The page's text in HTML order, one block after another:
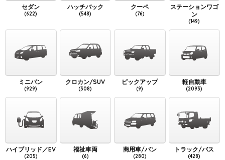
セダン
(622)
ハッチバック
(548)
クーペ
(76)
ステーションワゴ
ン
(149)
ミニバン
(929)
クロカン/SUV
(308)
ピックアップ
(9)
軽自動車
(2093)
ハイブリッド／EV
(205)
福祉車両
(6)
商用車/バン
(280)
トラック/バス
(428)